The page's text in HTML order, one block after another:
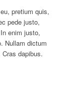
pretium quis,
pede justo,
enim justo,
Nullam dictum
dapibus.